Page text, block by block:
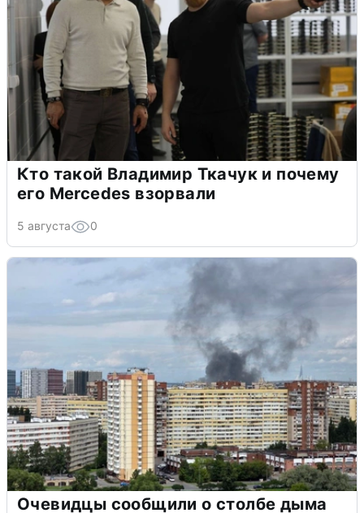
Кто такой Владимир Ткачук и почему
его Mercedes взорвали
5 августа 0
Очевидцы сообщили о столбе дыма